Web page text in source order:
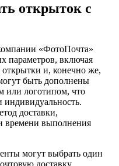
открыток с
«ФотоПочта»
параметров, включая
и, конечно же,
быть дополнены
или логотипом, что
индивидуальность.
доставки,
времени выполнения
могут выбрать один
доставку,